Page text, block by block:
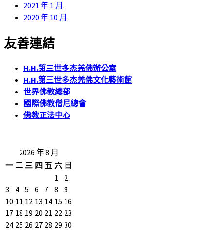
2021 年 1 月
2020 年 10 月
友善連結
H.H.第三世多杰羌佛辦公室
H.H.第三世多杰羌佛文化藝術館
世界佛教總部
國際佛教僧尼總會
佛教正法中心
2026 年 8 月
一 二 三 四 五 六 日
1
2
3
4 5 6 7 8
9
10 11 12 13 14 15 16
17 18 19 20 21 22 23
24 25 26 27 28 29 30